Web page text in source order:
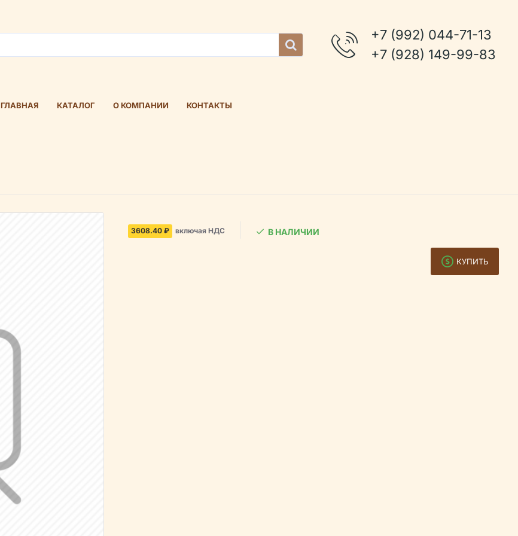
+7 (992) 044-71-13
+7 (928) 149-99-83
ГЛАВНАЯ КАТАЛОГ О КОМПАНИИ КОНТАКТЫ
3608.40 ₽ включая НДС В НАЛИЧИИ
КУПИТЬ